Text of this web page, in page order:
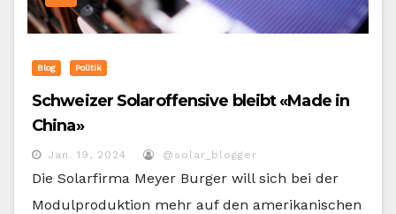
Blog Politik
Schweizer Solaroffensive bleibt «Made in
China»
Jan. 19, 2024 @solar_blogger
Die Solarfirma Meyer Burger will sich bei der
Modulproduktion mehr auf den amerikanischen